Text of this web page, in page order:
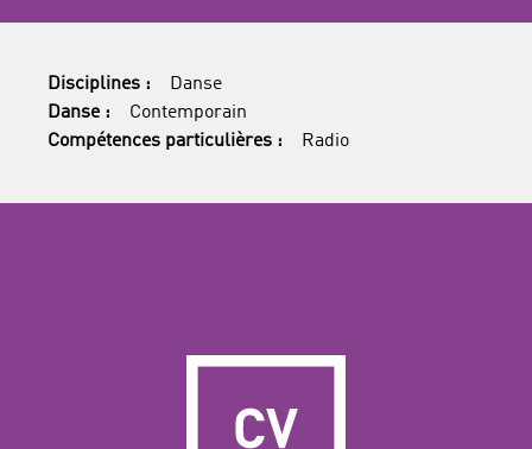
Disciplines :
Danse
Danse :
Contemporain
Compétences particulières :
Radio